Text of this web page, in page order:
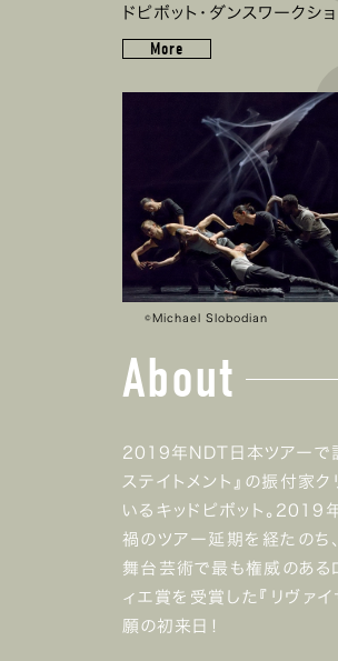
ドピボット・ダンスワークシ
More
©Michael Slobodian
About
2019年NDT日本ツアーで
ステイトメント』の振付家ク
いるキッドピボット。2019
禍のツアー延期を経たのち
舞台芸術で最も権威のある
ィエ賞を受賞した『リヴァイ
願の初来日！